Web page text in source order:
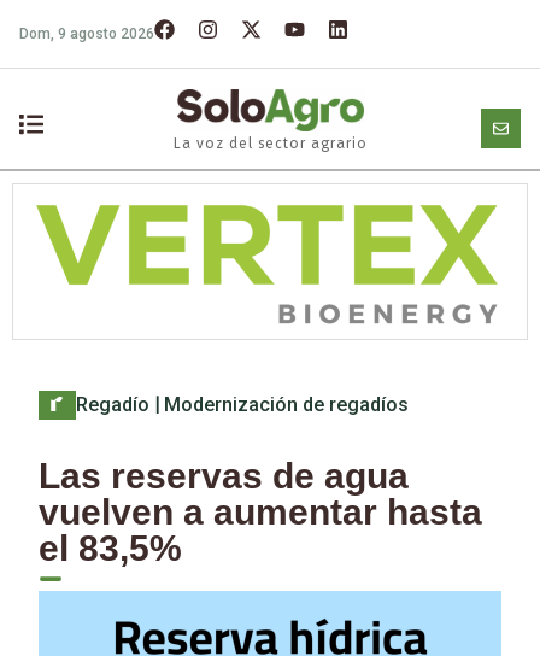
Dom, 9 agosto 2026
La voz del sector agrario
Regadío | Modernización de regadíos
Las reservas de agua
vuelven a aumentar hasta
el 83,5%